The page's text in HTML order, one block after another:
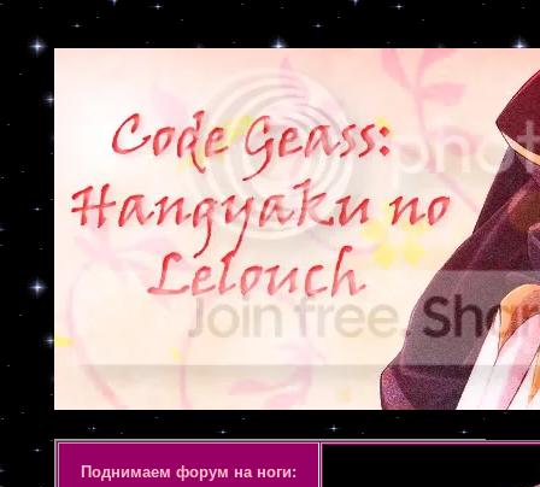
Объявление
Поднимаем форум на ноги: